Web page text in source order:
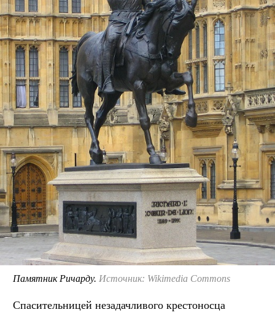
Памятник Ричарду. Источник: Wikimedia Commons
Спасительницей незадачливого крестоносца